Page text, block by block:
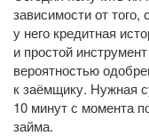
зависимости от того,
у него кредитная
и простой
вероятностью
к заёмщику. Нужная
10 минут с момента
займа.